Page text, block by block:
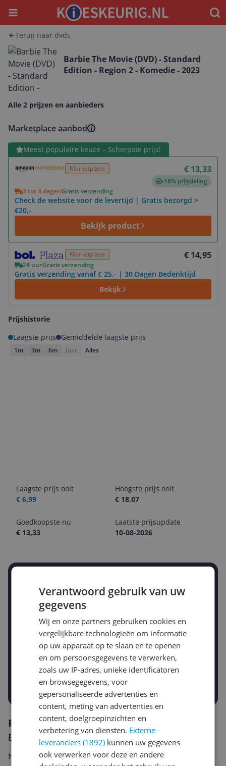
Menu
Terug naar dvds
Barbie The Movie (DVD) - Standard
Edition - Region 2 - Komedie - 2023
Alle 2 prijzen en aanbieders
Marketplace aanbod
Meest populaire keuze – Scherpste prijs!
Marketplace € 13,33
-18% prijsdaling
3 tot 4 dagenGratis verzending
Check de website voor de levertijd | Gratis bezorgd >
€20,-
Bekijk product
Bekijk product
Marketplace € 14,95
24 uurGratis verzending
Gratis verzending vanaf € 25,- | 30 Dagen Bedenktijd
Bekijk
Prijshistorie
Laagste prijs
Gemiddelde laagste prijs
1m 3m 6m Jaar Alles
Laagste prijs ooit
€ 6,99
Hoogste prijs ooit
€ 18,07
Goedkoopste nu
€ 13,33
Laatste prijsupdate
10-08-2026
Krijg een seintje zodra de prijs zakt
Gewenste daling of bedrag
-10% -15%
Gewenste prijs
€
Prijsalert aanzetten
Reviews
Er zijn nog geen reviews geschreven
Heb jij dit product in bezit en wil je graag je mening
Verantwoord gebruik van uw
gegevens
Wij en onze partners gebruiken cookies en
vergelijkbare technologieën om informatie
op uw apparaat op te slaan en te openen
en om persoonsgegevens te verwerken,
zoals uw IP-adres, unieke identificatoren
en browsegegevens, voor
gepersonaliseerde advertenties en
content, meting van advertenties en
content, doelgroepinzichten en
verbetering van diensten. Externe
leveranciers (1892) kunnen uw gegevens
ook verwerken voor deze en andere